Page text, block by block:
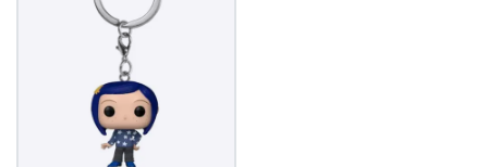
Zenés cuccok
Terméktípusok